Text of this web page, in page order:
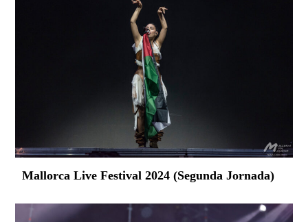
Mallorca Live Festival 2024 (Segunda Jornada)